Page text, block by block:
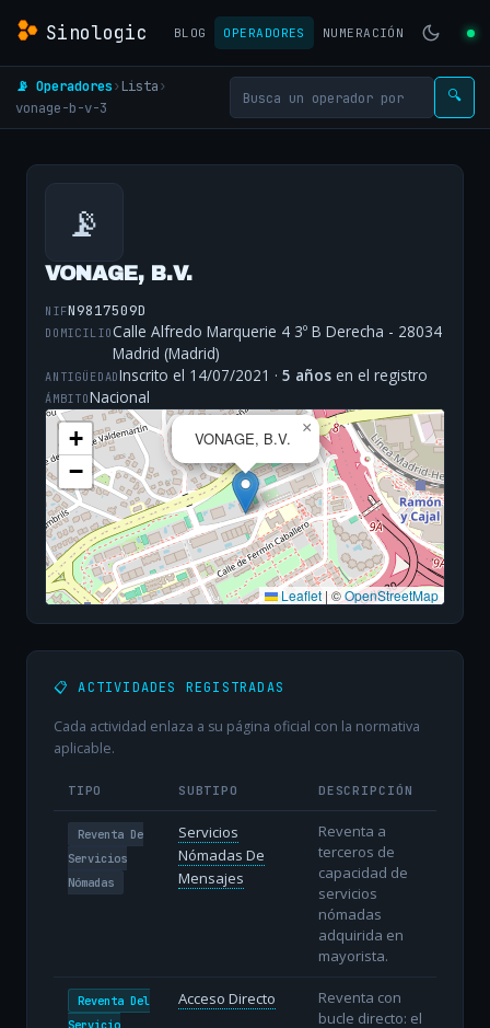
Sinologic BLOG OPERADORES NUMERACIÓN
📡 Operadores› Lista›
vonage-b-v-3
🔍
📡
VONAGE, B.V.
NIFN9817509D
DOMICILIOCalle Alfredo Marquerie 4 3º B Derecha - 28034
Madrid (Madrid)
ANTIGÜEDADInscrito el 14/07/2021 ·5 años en el registro
ÁMBITONacional
VONAGE, B.V.
×
+
−
Leaflet |©OpenStreetMap
📋 ACTIVIDADES REGISTRADAS
Cada actividad enlaza a su página oficial con la normativa
aplicable.
TIPO SUBTIPO DESCRIPCIÓN
Reventa De
Servicios
Nómadas
Servicios
Nómadas De
Mensajes
Reventa a
terceros de
capacidad de
servicios
nómadas
adquirida en
mayorista.
Reventa Del
Servicio
Acceso Directo
Reventa con
bucle directo: el